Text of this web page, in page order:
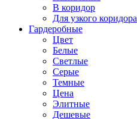
В коридор
Для узкого коридора
Гардеробные
Цвет
Белые
Светлые
Серые
Темные
Цена
Элитные
Дешевые